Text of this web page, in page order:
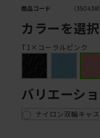
商品コード （
カラーを選択
T1×コーラルピンク
バリエーシ
ナイロン双輪キャ